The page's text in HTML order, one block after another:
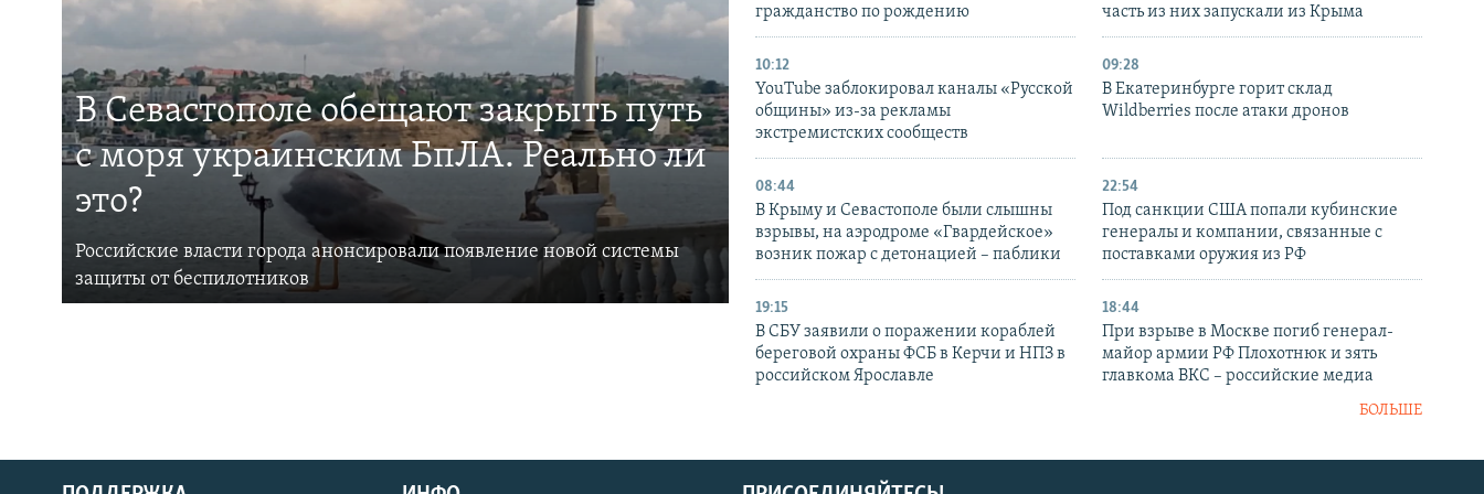
В Севастополе обещают закрыть путь
с моря украинским БпЛА. Реально ли
это?
Российские власти города анонсировали появление новой системы
защиты от беспилотников
гражданство по рождению часть из них запускали из Крыма
10:12
YouTube заблокировал каналы «Русской
общины» из-за рекламы
экстремистских сообществ
09:28
В Екатеринбурге горит склад
Wildberries после атаки дронов
08:44
В Крыму и Севастополе были слышны
взрывы, на аэродроме «Гвардейское»
возник пожар с детонацией – паблики
22:54
Под санкции США попали кубинские
генералы и компании, связанные с
поставками оружия из РФ
19:15
В СБУ заявили о поражении кораблей
береговой охраны ФСБ в Керчи и НПЗ в
российском Ярославле
18:44
При взрыве в Москве погиб генерал-
майор армии РФ Плохотнюк и зять
главкома ВКС – российские медиа
БОЛЬШЕ